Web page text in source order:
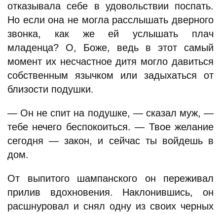
отказывала себе в удовольствии поспать.
Но если она не могла расслышать дверного
звонка, как же ей услышать плач
младенца? О, Боже, ведь в этот самый
момент их несчастное дитя могло давиться
собственным язычком или задыхаться от
близости подушки.
— Он не спит на подушке, — сказал муж, —
тебе нечего беспокоиться. — Твое желание
сегодня — закон, и сейчас ты войдешь в
дом.
От выпитого шампанского он переживал
прилив вдохновения. Наклонившись, он
расшнуровал и снял одну из своих черных